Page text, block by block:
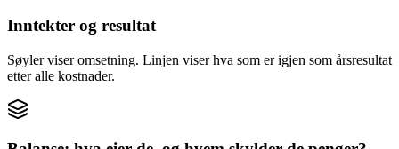
Inntekter og resultat
Søyler viser omsetning. Linjen viser hva som er igjen som årsresultat
etter alle kostnader.